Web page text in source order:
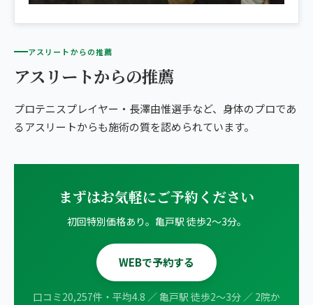
アスリートからの推薦
アスリートからの推薦
プロテニスプレイヤー・長澤由惟選手など、身体のプロであ
るアスリートからも施術の質を認められています。
まずはお気軽にご予約ください
初回特別価格あり。亀戸駅 徒歩2〜3分。
WEBで予約する
口コミ20,257件・平均4.8 ／ 亀戸駅 徒歩2〜3分 ／ 2院か